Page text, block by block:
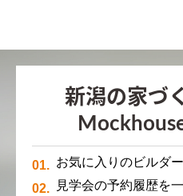
新潟の家づ
お気に入りのビルダ
見学会の予約履歴を